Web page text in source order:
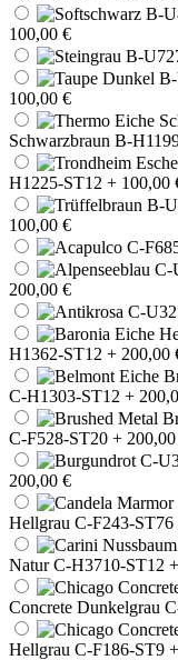
100,00 €
100,00 €
Schwarzbraun B-
H1225-ST12 + 100,00
100,00 €
200,00 €
H1362-ST12 + 200,00
C-H1303-ST12 +
C-F528-ST20 +
200,00 €
Hellgrau C-F243-ST76
Natur C-H3710-ST12
Concrete Dunkelgrau
Hellgrau C-F186-ST9